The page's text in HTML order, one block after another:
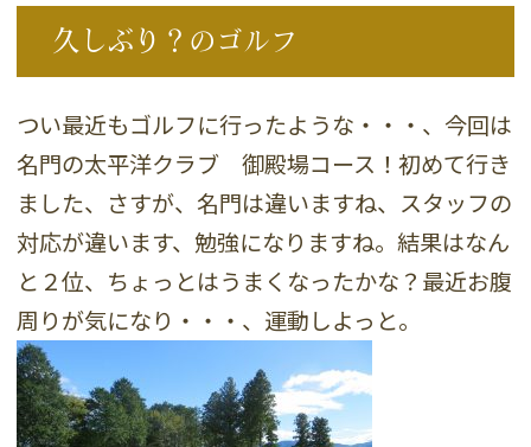
久しぶり？のゴルフ
つい最近もゴルフに行ったような・・・、今回は
名門の太平洋クラブ 御殿場コース！初めて行き
ました、さすが、名門は違いますね、スタッフの
対応が違います、勉強になりますね。結果はなん
と２位、ちょっとはうまくなったかな？最近お腹
周りが気になり・・・、運動しよっと。